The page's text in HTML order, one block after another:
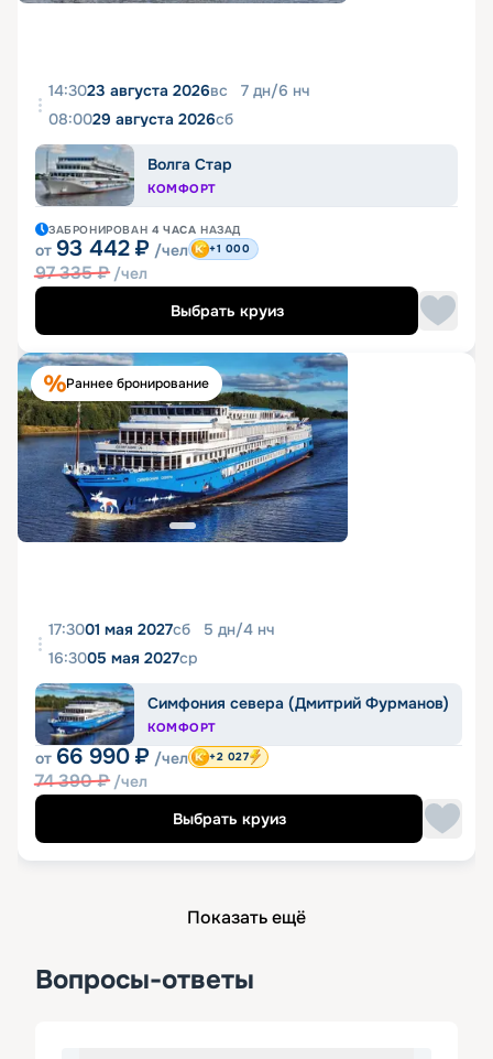
14:3023 августа 2026вс 7 дн/6 нч
08:0029 августа 2026сб
Волга Стар
КОМФОРТ
ЗАБРОНИРОВАН 4 ЧАСА НАЗАД
от 93 442 ₽ /чел
97 335₽ /чел
+1 000
Выбрать круиз
Раннее бронирование
17:3001 мая 2027сб 5 дн/4 нч
16:3005 мая 2027ср
Симфония севера (Дмитрий Фурманов)
КОМФОРТ
от 66 990 ₽ /чел
74 390₽ /чел
+2 027
Выбрать круиз
Показать ещё
Вопросы-ответы